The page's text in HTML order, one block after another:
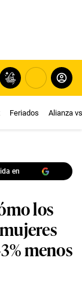
Feriados Alianza
en
los
menos